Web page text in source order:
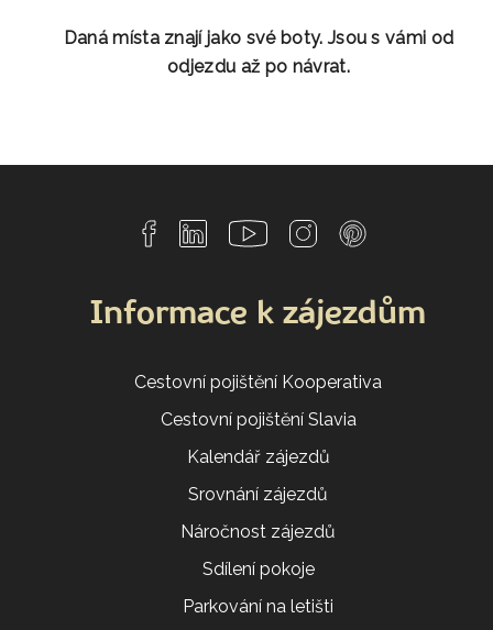
Daná místa znají jako své boty. Jsou s vámi od
odjezdu až po návrat.
Informace k zájezdům
Cestovní pojištění Kooperativa
Cestovní pojištění Slavia
Kalendář zájezdů
Srovnání zájezdů
Náročnost zájezdů
Sdílení pokoje
Parkování na letišti